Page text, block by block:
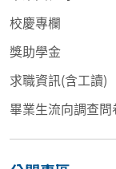
校慶專欄
獎助學金
求職資訊(含工讀)
畢業生流向調查問